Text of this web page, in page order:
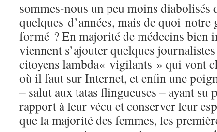
sommes-nous un peu moins diabolisés
quelques d’années, mais de quoi
formé ? En majorité de médecins bien
viennent s’ajouter quelques
citoyens lambda« vigilants » qui vont
où il faut sur Internet, et enfin une
– salut aux tatas flingueuses – ayant su
rapport à leur vécu et conserver leur
que la majorité des femmes, les